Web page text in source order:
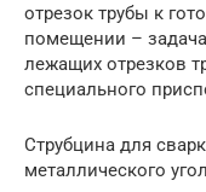
отрезок трубы к
помещении –
лежащих отрезков
специального
Струбцина для
металлического